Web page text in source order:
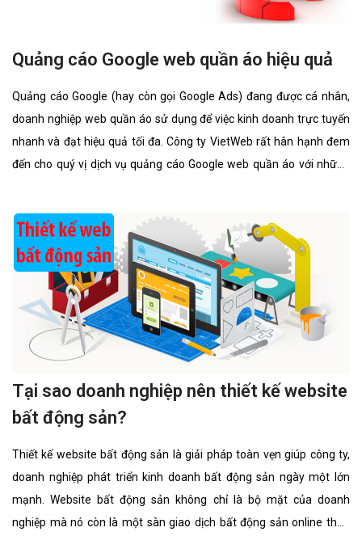
Quảng cáo Google web quần áo hiệu quả
Quảng cáo Google (hay còn gọi Google Ads) đang được cá nhân,
doanh nghiệp web quần áo sử dụng để việc kinh doanh trực tuyến
nhanh và đạt hiệu quả tối đa. Công ty VietWeb rất hân hạnh đem
đến cho quý vị dịch vụ quảng cáo Google web quần áo với những
Tại sao doanh nghiệp nên thiết kế website
bất động sản?
Thiết kế website bất động sản là giải pháp toàn vẹn giúp công ty,
doanh nghiệp phát triển kinh doanh bất động sản ngày một lớn
mạnh. Website bất động sản không chỉ là bộ mặt của doanh
nghiệp mà nó còn là một sàn giao dịch bất động sản online thân